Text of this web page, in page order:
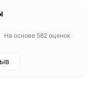
На основе 582 оценок